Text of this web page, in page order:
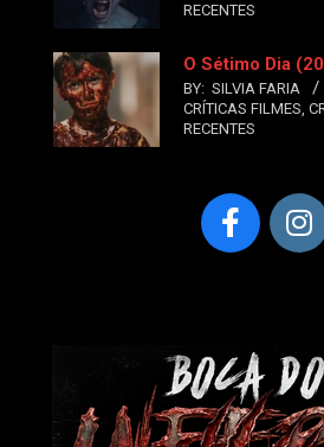
RECENTES
O Sétimo Dia
BY: SILVIA FARIA
CRÍTICAS FILMES,
RECENTES